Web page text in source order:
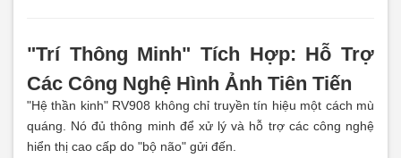
"Trí Thông Minh" Tích Hợp: Hỗ Trợ
Các Công Nghệ Hình Ảnh Tiên Tiến
"Hệ thần kinh" RV908 không chỉ truyền tín hiệu một cách mù
quáng. Nó đủ thông minh để xử lý và hỗ trợ các công nghệ
hiển thị cao cấp do "bộ não" gửi đến.